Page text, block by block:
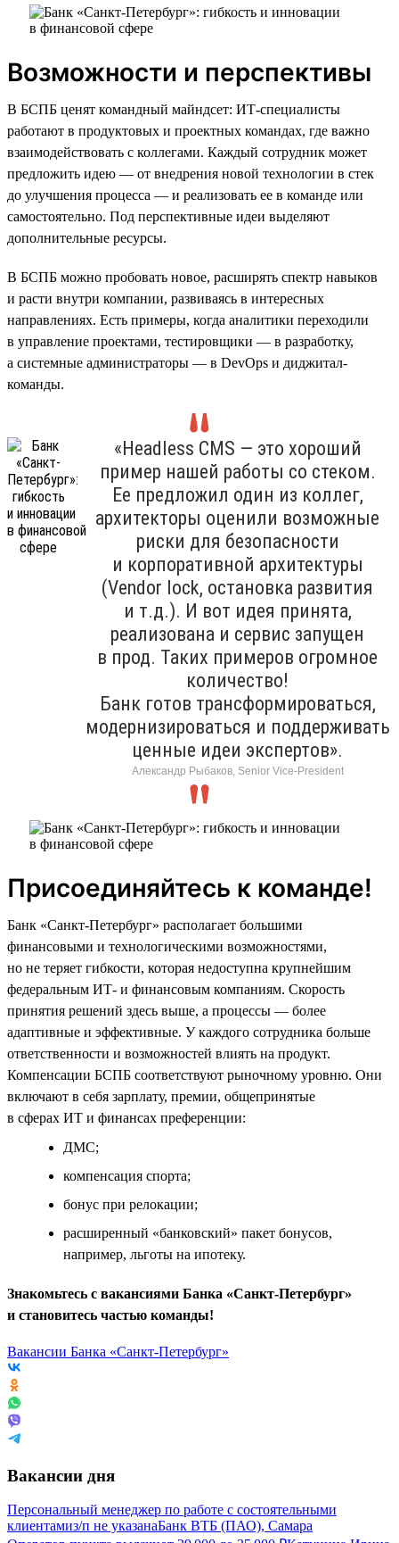
Возможности и перспективы
В БСПБ ценят командный майндсет: ИТ-специалисты
работают в продуктовых и проектных командах, где важно
взаимодействовать с коллегами. Каждый сотрудник может
предложить идею — от внедрения новой технологии в стек
до улучшения процесса — и реализовать ее в команде или
самостоятельно. Под перспективные идеи выделяют
дополнительные ресурсы.
В БСПБ можно пробовать новое, расширять спектр навыков
и расти внутри компании, развиваясь в интересных
направлениях. Есть примеры, когда аналитики переходили
в управление проектами, тестировщики — в разработку,
а системные администраторы — в DevOps и диджитал-
команды.
«Headless CMS — это хороший
пример нашей работы со стеком.
Ее предложил один из коллег,
архитекторы оценили возможные
риски для безопасности
и корпоративной архитектуры
(Vendor lock, остановка развития
и т.д.). И вот идея принята,
реализована и сервис запущен
в прод. Таких примеров огромное
количество!
Банк готов трансформироваться,
модернизироваться и поддерживать
ценные идеи экспертов».
Александр Рыбаков, Senior Vice-President
Присоединяйтесь к команде!
Банк «Санкт-Петербург» располагает большими
финансовыми и технологическими возможностями,
но не теряет гибкости, которая недоступна крупнейшим
федеральным ИТ- и финансовым компаниям. Скорость
принятия решений здесь выше, а процессы — более
адаптивные и эффективные. У каждого сотрудника больше
ответственности и возможностей влиять на продукт.
Компенсации БСПБ соответствуют рыночному уровню. Они
включают в себя зарплату, премии, общепринятые
в сферах ИТ и финансах преференции:
ДМС;
компенсация спорта;
бонус при релокации;
расширенный «банковский» пакет бонусов,
например, льготы на ипотеку.
Знакомьтесь с вакансиями Банка «Санкт-Петербург»
и становитесь частью команды!
Вакансии Банка «Санкт-Петербург»
Вакансии дня
Персональный менеджер по работе с состоятельными
клиентамиз/п не указанаБанк ВТБ (ПАО), Самара